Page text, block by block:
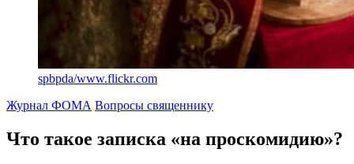
spbpda/www.flickr.com
Журнал ФОМА Вопросы священнику
Что такое записка «на проскомидию»?